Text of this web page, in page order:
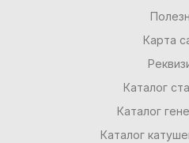
Карта
Каталог
Каталог
Каталог